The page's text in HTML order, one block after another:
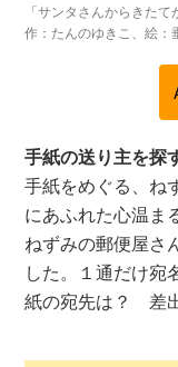
「サンタさんからきた
作：たんのゆきこ、絵
手紙の送り主を探
手紙をめぐる、ね
にあふれた心温ま
ねずみの郵便屋さ
した。１通だけ宛
紙の宛先は？ 差